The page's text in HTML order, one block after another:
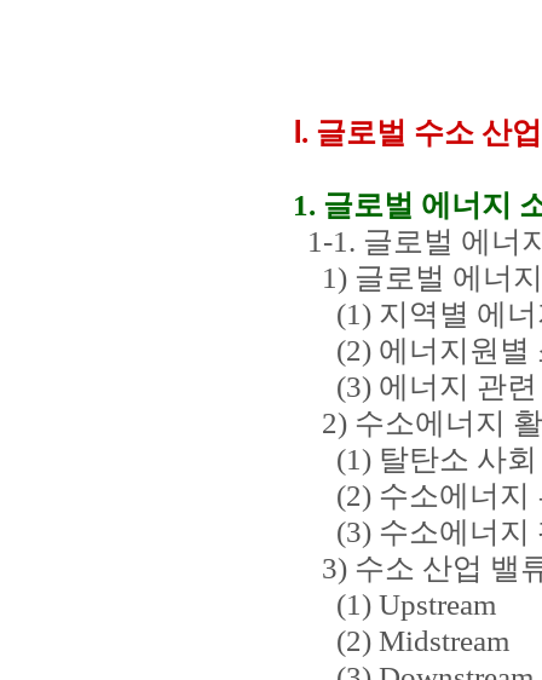
Ⅰ. 글로벌 수소 산
1. 글로벌 에너지
1-1. 글로벌 에너
1) 글로벌 에너
(1) 지역별 에너
(2) 에너지원별
(3) 에너지 관련
2) 수소에너지
(1) 탈탄소 사회
(2) 수소에너지
(3) 수소에너지
3) 수소 산업 밸
(1) Upstream
(2) Midstream